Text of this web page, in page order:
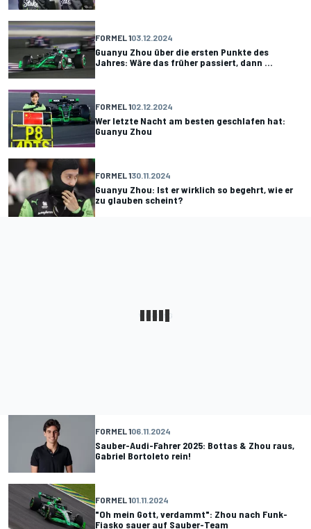
FORMEL 103.12.2024
Guanyu Zhou über die ersten Punkte des
Jahres: Wäre das früher passiert, dann ...
FORMEL 102.12.2024
Wer letzte Nacht am besten geschlafen hat:
Guanyu Zhou
FORMEL 130.11.2024
Guanyu Zhou: Ist er wirklich so begehrt, wie er
zu glauben scheint?
FORMEL 106.11.2024
Sauber-Audi-Fahrer 2025: Bottas & Zhou raus,
Gabriel Bortoleto rein!
FORMEL 101.11.2024
"Oh mein Gott, verdammt": Zhou nach Funk-
Fiasko sauer auf Sauber-Team